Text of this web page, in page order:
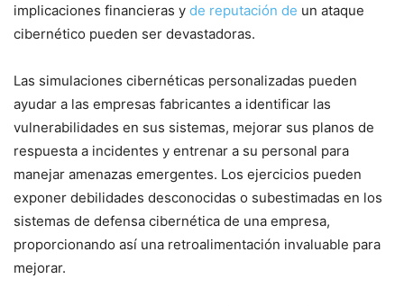
implicaciones financieras⁤ y de reputación de un ataque
cibernético pueden ser devastadoras.
Las simulaciones cibernéticas personalizadas ‌pueden‌
ayudar⁣ a las ⁣empresas fabricantes‍ a identificar las
vulnerabilidades en⁤ sus sistemas, mejorar ‌sus planos de
respuesta a​ incidentes y entrenar‍ a su personal para
manejar amenazas emergentes. Los ejercicios pueden
exponer debilidades desconocidas o subestimadas en los
sistemas de defensa cibernética‍ de una empresa,
proporcionando así una retroalimentación invaluable para
mejorar.